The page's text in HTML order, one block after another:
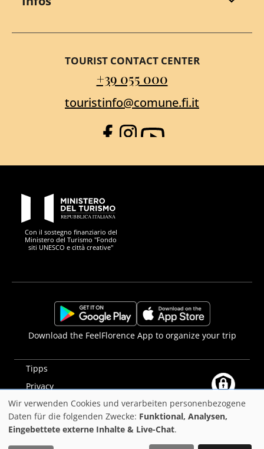
TOURIST CONTACT CENTER
+39 055 000
touristinfo@comune.fi.it
Facebook
Instagram
YouTube
Con il sostegno finanziario del
Ministero del Turismo "Fondo
siti UNESCO e città creative"
Tipps
Privacy
Erklärung zur Barrierefreiheit
PON Metro
https://play.google.com/store/apps/details?
https://apps.apple.com/it/app/
Download the FeelFlorence App to organize your trip
Verwendung
von
Wir verwenden Cookies und verarbeiten personenbezogene
Daten für die folgenden Zwecke: Funktional, Analysen,
Eingebettete externe Inhalte & Live-Chat.